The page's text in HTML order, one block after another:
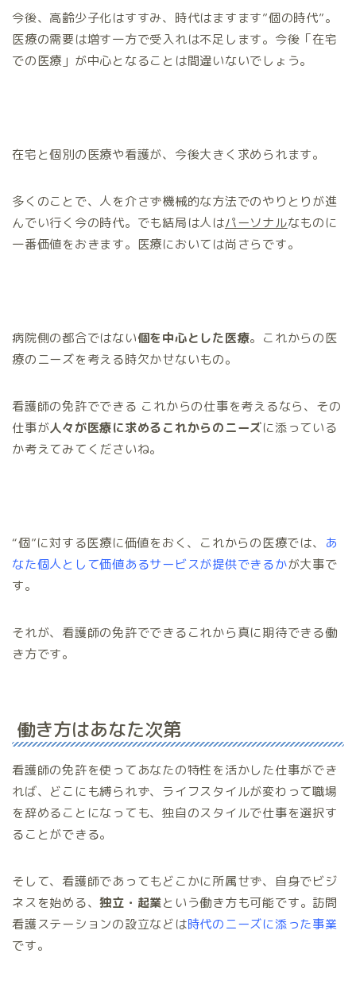
今後、高齢少子化はすすみ、時代はますます”個の時代”。
医療の需要は増す一方で受入れは不足します。今後「在宅
での医療」が中心となることは間違いないでしょう。
在宅と個別の医療や看護が、今後大きく求められます。
多くのことで、人を介さず機械的な方法でのやりとりが進
んでい行く今の時代。でも結局は人はパーソナルなものに
一番価値をおきます。医療においては尚さらです。
病院側の都合ではない個を中心とした医療。これからの医
療のニーズを考える時欠かせないもの。
看護師の免許でできる これからの仕事を考えるなら、その
仕事が人々が医療に求めるこれからのニーズに添っている
か考えてみてくださいね。
“個”に対する医療に価値をおく、これからの医療では、
あ
なた個人として価値あるサービスが提供できるかが大事で
す。
それが、看護師の免許でできるこれから真に期待できる働
き方です。
働き方はあなた次第
看護師の免許を使ってあなたの特性を活かした仕事ができ
れば、どこにも縛られず、ライフスタイルが変わって職場
を辞めることになっても、独自のスタイルで仕事を選択す
ることができる。
そして、看護師であってもどこかに所属せず、自身でビジ
ネスを始める、独立・起業という働き方も可能です。訪問
看護ステーションの設立などは時代のニーズに添った事業
です。